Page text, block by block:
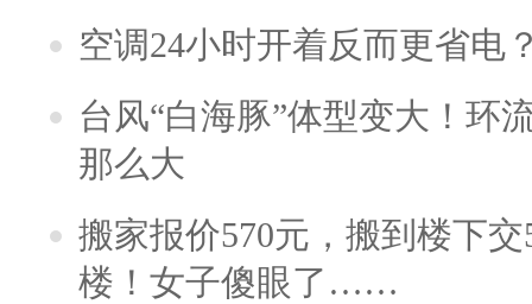
空调24小时开着反而更省电
台风“白海豚”体型变大！环
那么大
搬家报价570元，搬到楼下
楼！女子傻眼了……